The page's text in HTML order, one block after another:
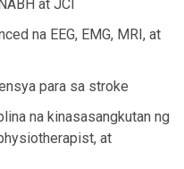
at JCI
na EEG, EMG, MRI, at
para sa stroke
na kinasasangkutan ng
at